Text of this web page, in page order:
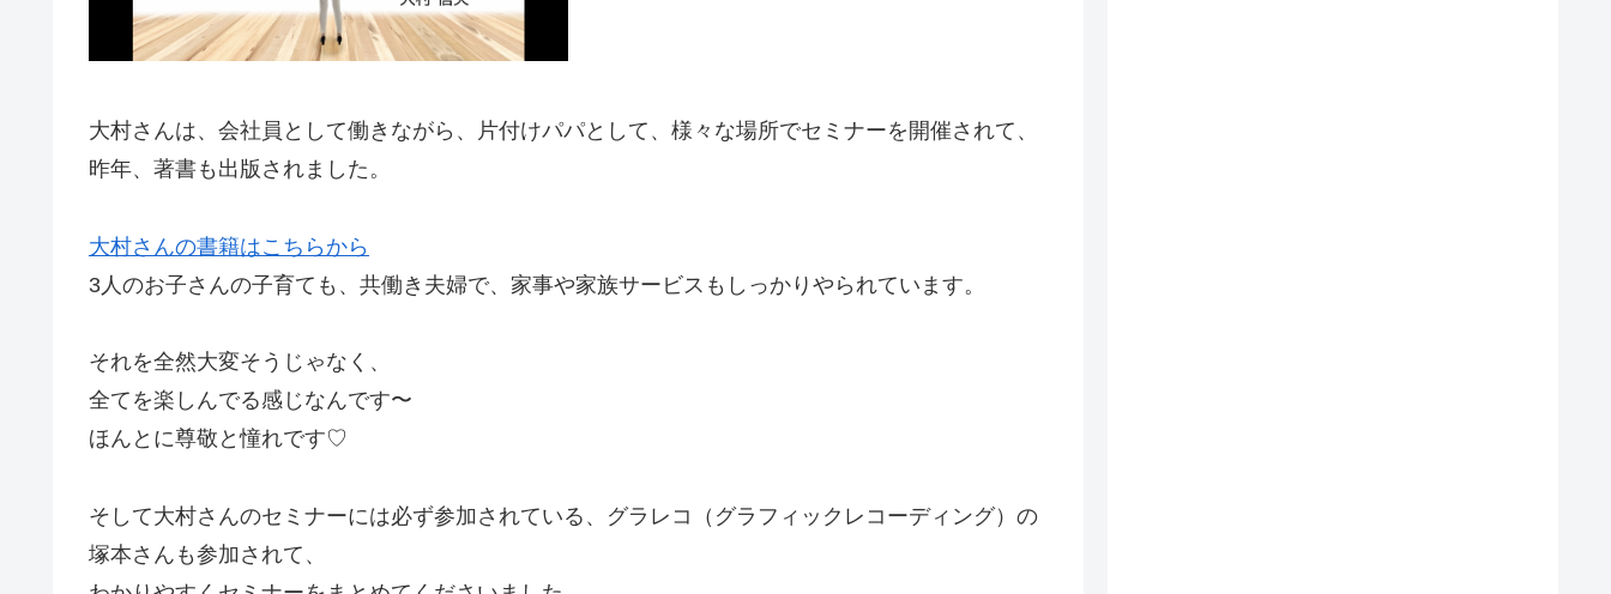
大村さんは、会社員として働きながら、片付けパパとして、様々な場所でセミナーを開催されて、
昨年、著書も出版されました。
大村さんの書籍はこちらから
3人のお子さんの子育ても、共働き夫婦で、家事や家族サービスもしっかりやられています。
それを全然大変そうじゃなく、
全てを楽しんでる感じなんです〜
ほんとに尊敬と憧れです♡
そして大村さんのセミナーには必ず参加されている、グラレコ（グラフィックレコーディング）の
塚本さんも参加されて、